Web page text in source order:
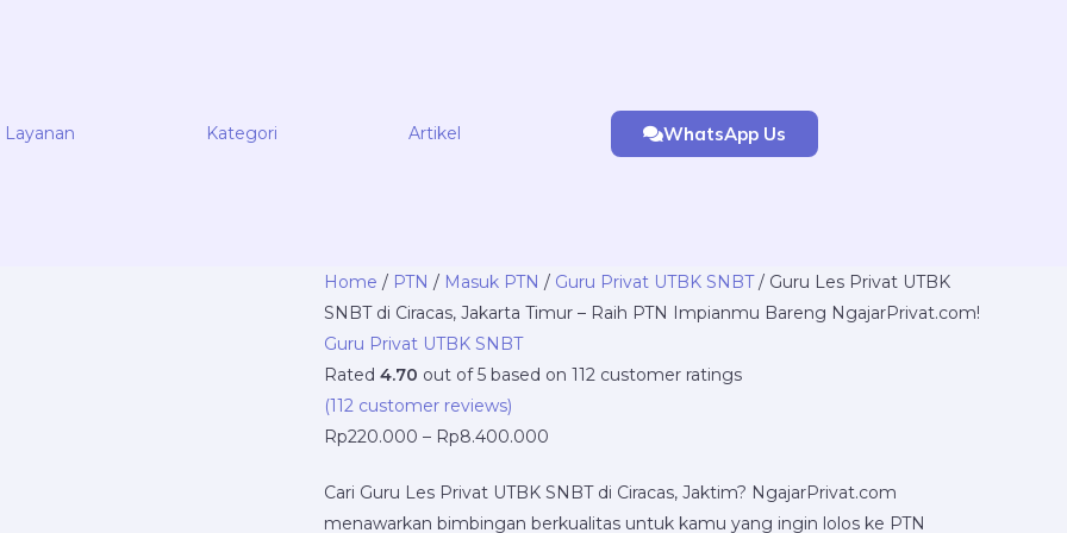
Layanan Kategori Artikel WhatsApp Us
Home / PTN / Masuk PTN / Guru Privat UTBK SNBT/ Guru Les Privat UTBK
SNBT di Ciracas, Jakarta Timur – Raih PTN Impianmu Bareng NgajarPrivat.com!
Guru Privat UTBK SNBT
Rated 4.70 out of 5 based on 112 customer ratings
(112 customer reviews)
Rp220.000 – Rp8.400.000
Price
range:
through
Cari Guru Les Privat UTBK SNBT di Ciracas, Jaktim? NgajarPrivat.com
menawarkan bimbingan berkualitas untuk kamu yang ingin lolos ke PTN
Guru
Les
Privat
UTBK
SNBT
di
Jakarta
Timur